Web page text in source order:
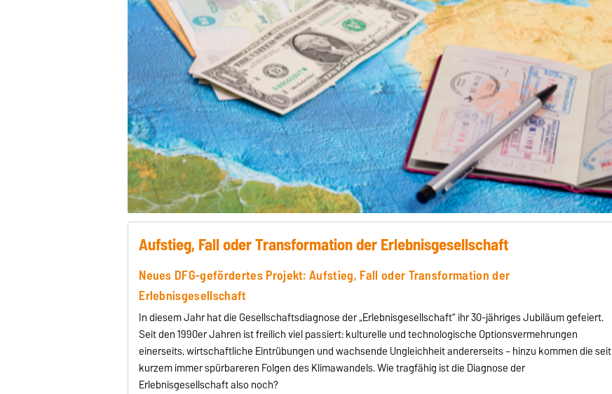
Aufstieg, Fall oder Transformation der Erlebnisgesellschaft
Neues DFG-gefördertes Projekt: Aufstieg, Fall oder Transformation der
Erlebnisgesellschaft
In diesem Jahr hat die Gesellschaftsdiagnose der „Erlebnisgesellschaft“ ihr 30-jähriges Jubiläum gefeiert.
Seit den 1990er Jahren ist freilich viel passiert: kulturelle und technologische Optionsvermehrungen
einerseits, wirtschaftliche Eintrübungen und wachsende Ungleichheit andererseits – hinzu kommen die seit
kurzem immer spürbareren Folgen des Klimawandels. Wie tragfähig ist die Diagnose der
Erlebnisgesellschaft also noch?